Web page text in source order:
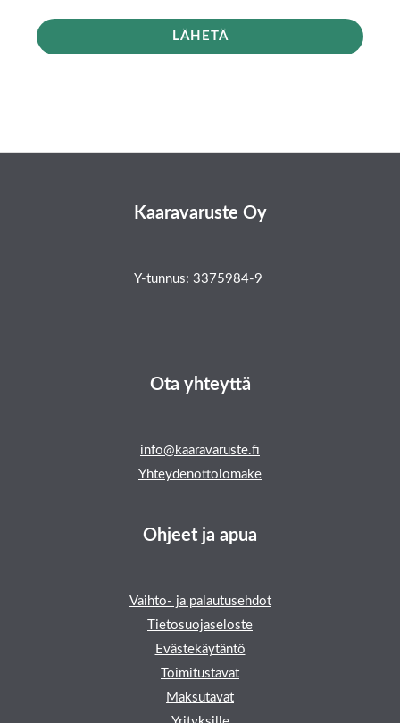
LÄHETÄ
Kaaravaruste Oy
Y-tunnus: 3375984-9
Ota yhteyttä
info@kaaravaruste.fi
Yhteydenottolomake
Ohjeet ja apua
Vaihto- ja palautusehdot
Tietosuojaseloste
Evästekäytäntö
Toimitustavat
Maksutavat